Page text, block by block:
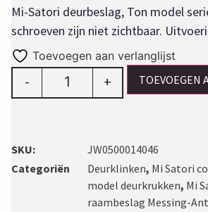
Mi-Satori deurbeslag, Ton model
schroeven zijn niet zichtbaar.
Toevoegen aan verlanglijst
- + TOEVOEGEN
SKU:
JW0500014046
Categoriën
Deurklinken, Mi Satori
model deurkrukken, Mi
raambeslag Messing-